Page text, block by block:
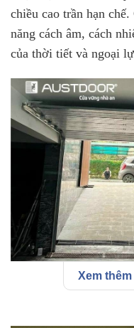
chiều cao trần hạn
năng cách âm, cách
của thời tiết và ngoại
Xem